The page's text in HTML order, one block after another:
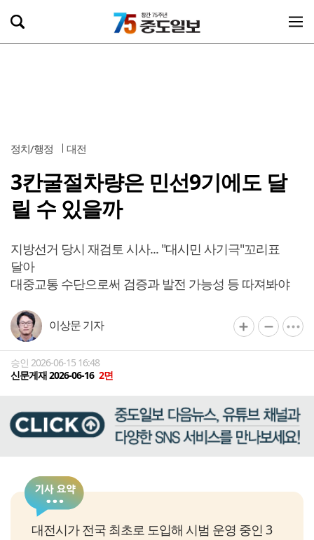
정치/행정 대전
3칸굴절차량은 민선9기에도 달
릴 수 있을까
지방선거 당시 재검토 시사... "대시민 사기극"꼬리표
달아
대중교통 수단으로써 검증과 발전 가능성 등 따져봐야
이상문 기자
승인 2026-06-15 16:48
신문게재 2026-06-16 2면
대전시가 전국 최초로 도입해 시범 운영 중인 3